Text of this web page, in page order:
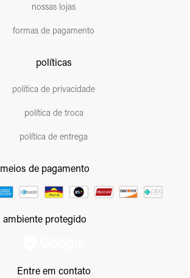
nossas lojas
formas de pagamento
políticas
política de privacidade
política de troca
política de entrega
meios de pagamento
ambiente protegido
Entre em contato